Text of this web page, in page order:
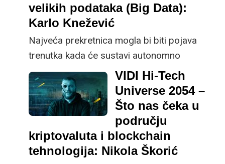
velikih podataka (Big Data):
Karlo Knežević
Najveća prekretnica mogla bi biti pojava
trenutka kada će sustavi autonomno
upravljati golemim količinama podataka bez
ljudske intervencije, što bi moglo dovesti do
revolucije načina na koji društvo funkcionira,
tvrdi dr. sc. Karlo Knežević, Head of AI u
domaćoj tvrtki SofaScore
VIDI Hi-Tech
Universe 2054 –
Što nas čeka u
području
kriptovaluta i blockchain
tehnologija: Nikola Škorić